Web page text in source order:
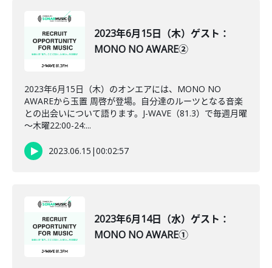
2023年6月15日（木）ゲスト：
MONO NO AWARE②
2023年6月15日（木）のオンエアには、MONO NO
AWAREから玉置 周啓が登場。自分達のルーツとなる音楽
との出会いについて語ります。J-WAVE（81.3）で毎週月曜
～木曜22:00-24:...
2023.06.15 |00:02:57
2023年6月14日（水）ゲスト：
MONO NO AWARE①